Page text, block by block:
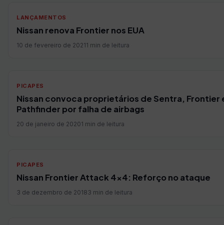
LANÇAMENTOS
Nissan renova Frontier nos EUA
10 de fevereiro de 20211 min de leitura
PICAPES
Nissan convoca proprietários de Sentra, Frontier
Pathfinder por falha de airbags
20 de janeiro de 20201 min de leitura
PICAPES
Nissan Frontier Attack 4×4: Reforço no ataque
3 de dezembro de 20183 min de leitura